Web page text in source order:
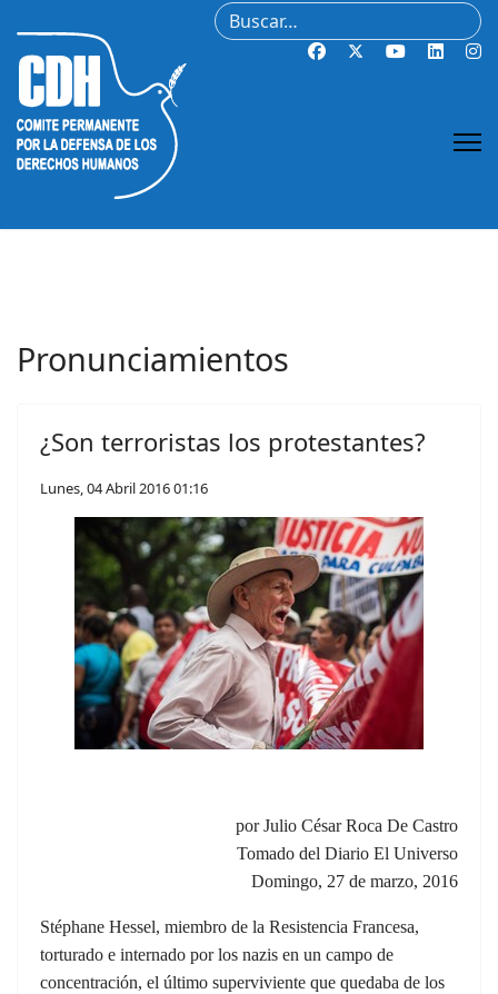
Buscar
Pronunciamientos
¿Son terroristas los protestantes?
Lunes, 04 Abril 2016 01:16
por Julio César Roca De Castro
Tomado del Diario El Universo
Domingo, 27 de marzo, 2016
Stéphane Hessel, miembro de la Resistencia Francesa,
torturado e internado por los nazis en un campo de
concentración, el último superviviente que quedaba de los